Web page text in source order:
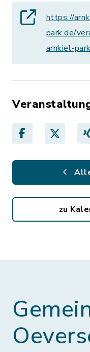
https://
park.de/
arnkiel-
zu